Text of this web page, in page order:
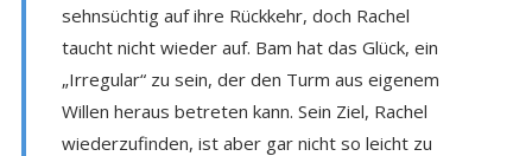
sehnsüchtig auf ihre Rückkehr, doch Rachel
taucht nicht wieder auf. Bam hat das Glück, ein
„Irregular“ zu sein, der den Turm aus eigenem
Willen heraus betreten kann. Sein Ziel, Rachel
wiederzufinden, ist aber gar nicht so leicht zu